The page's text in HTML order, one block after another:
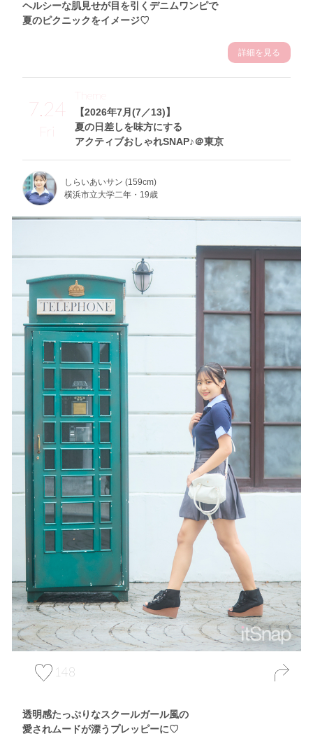
ヘルシーな肌見せが目を引くデニムワンピで
夏のピクニックをイメージ♡
詳細を見る
7.24
Fri
【2026年7月(7／13)】
夏の日差しを味方にする
アクティブおしゃれSNAP♪＠東京
Theme
しらいあいサン (159cm)
横浜市立大学二年・19歳
148
透明感たっぷりなスクールガール風の
愛されムードが漂うプレッピーに♡